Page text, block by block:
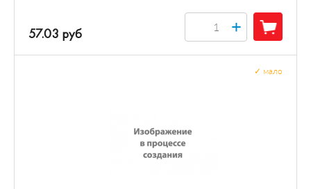
57.03 руб +
мало